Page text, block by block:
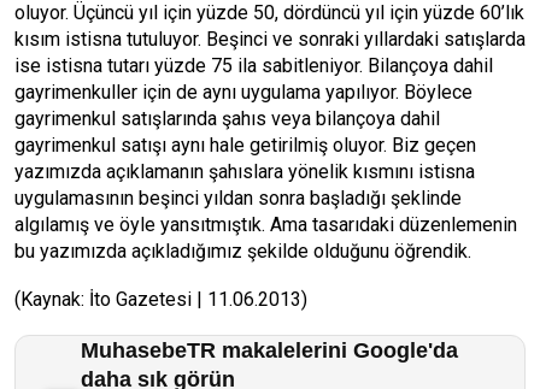
oluyor. Üçüncü yıl için yüzde 50, dördüncü yıl için yüzde 60’lık
kısım istisna tutuluyor. Beşinci ve sonraki yıllardaki satışlarda
ise istisna tutarı yüzde 75 ila sabitleniyor. Bilançoya dahil
gayrimenkuller için de aynı uygulama yapılıyor. Böylece
gayrimenkul satışlarında şahıs veya bilançoya dahil
gayrimenkul satışı aynı hale getirilmiş oluyor. Biz geçen
yazımızda açıklamanın şahıslara yönelik kısmını istisna
uygulamasının beşinci yıldan sonra başladığı şeklinde
algılamış ve öyle yansıtmıştık. Ama tasarıdaki düzenlemenin
bu yazımızda açıkladığımız şekilde olduğunu öğrendik.
(Kaynak: İto Gazetesi | 11.06.2013)
MuhasebeTR makalelerini Google'da
daha sık görün